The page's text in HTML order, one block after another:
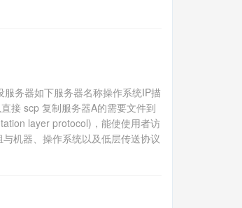
务器如下服务器名称操作系统IP描
接 scp 复制服务器A的需要文件到
layer protocol)，能使使用者访
机器、操作系统以及低层传送协议